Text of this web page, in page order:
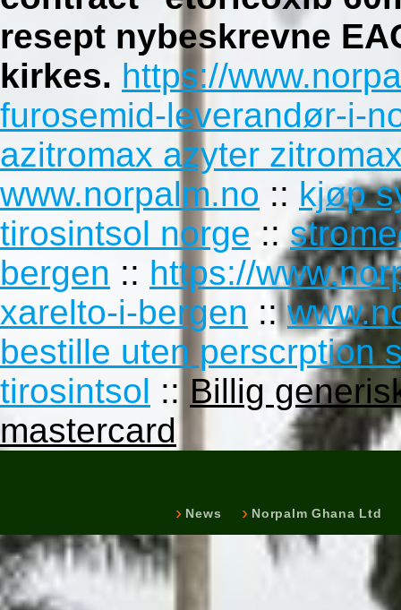
resept nybeskrevne
kirkes. https://
furosemid-leverandør-i-
azitromax azyter
www.norpalm.no :: kjøp
tirosintsol norge ::
bergen :: https://
xarelto-i-bergen ::
bestille uten perscrption
tirosintsol :: Billig
mastercard
News Norpalm Ghana Ltd